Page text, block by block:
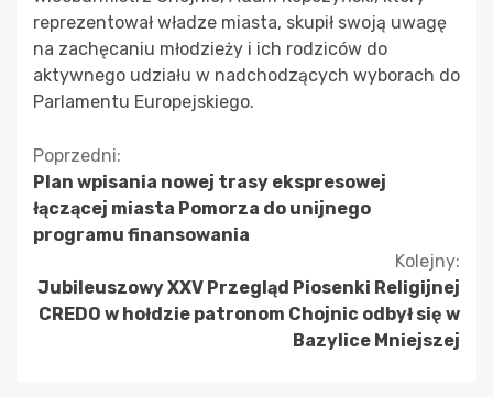
reprezentował władze miasta, skupił swoją uwagę
na zachęcaniu młodzieży i ich rodziców do
aktywnego udziału w nadchodzących wyborach do
Parlamentu Europejskiego.
Kontynuuj
czytanie
Poprzedni:
Plan wpisania nowej trasy ekspresowej
łączącej miasta Pomorza do unijnego
programu finansowania
Kolejny:
Jubileuszowy XXV Przegląd Piosenki Religijnej
CREDO w hołdzie patronom Chojnic odbył się w
Bazylice Mniejszej